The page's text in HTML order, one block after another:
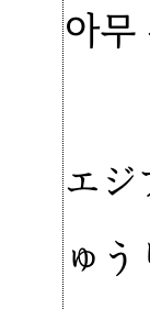
아무
エ
ゅ